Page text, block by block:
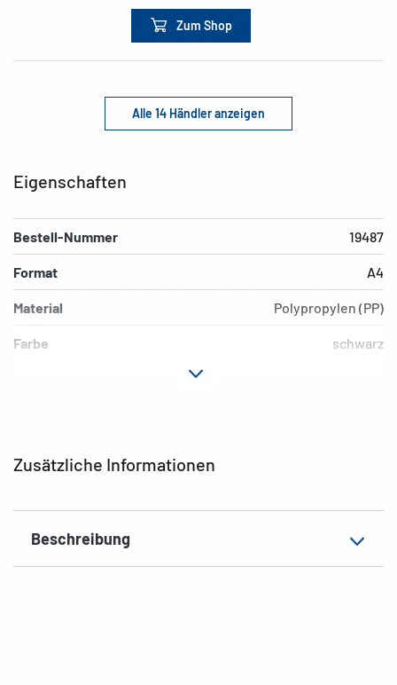
Zum Shop
Alle 14 Händler anzeigen
Zusätzliche Informationen
Beschreibung
Eigenschaften
Bestell-Nummer 19487
Format A4
Material Polypropylen (PP)
Farbe schwarz